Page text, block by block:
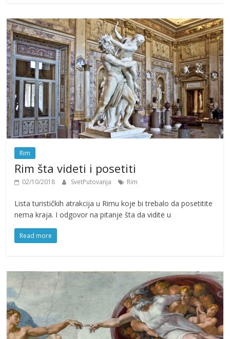
Rim
Rim šta videti i posetiti
02/10/2018 SvetPutovanja Rim
Lista turističkih atrakcija u Rimu koje bi trebalo da posetitite
nema kraja. I odgovor na pitanje šta da vidite u
Read more